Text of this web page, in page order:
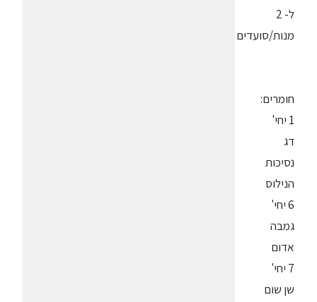
ל- 2
מנות/סועדים
חומרים:
1 יחי'
דג
נסיכות
הנילוס
6 יחי'
גמבה
אדום
7 יחי'
שן שום